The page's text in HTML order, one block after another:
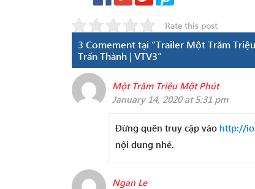
Rate this post
3 Comement tại “Trailer Một Trăm
Trấn Thành | VTV3”
Một Trăm Triệu Một Phút
January 14, 2020 at 5:31 pm
Đừng quên truy cập vào http://
nội dung nhé.
Ngan Le